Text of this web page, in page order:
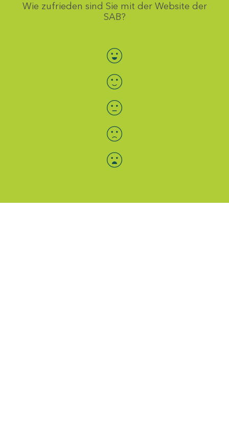
Wie zufrieden sind Sie mit der Website der
SAB?
Bewertung auswählen